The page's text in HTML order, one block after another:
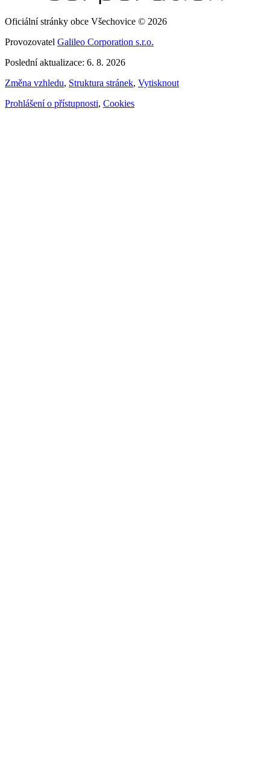
Oficiální stránky obce Všechovice © 2026
Provozovatel Galileo Corporation s.r.o.
Poslední aktualizace: 6. 8. 2026
Změna vzhledu, Struktura stránek, Vytisknout
Prohlášení o přístupnosti, Cookies